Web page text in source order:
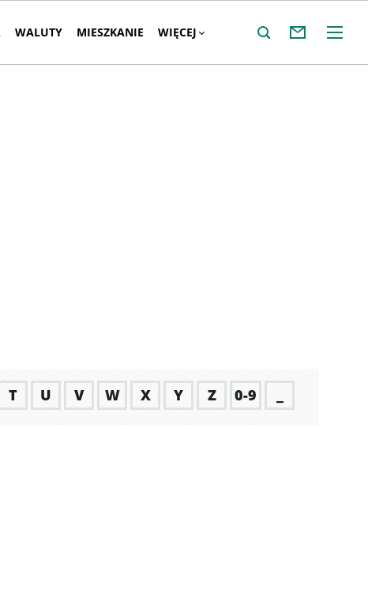
WALUTY MIESZKANIE WIĘCEJ
T U V W X Y Z 0-9